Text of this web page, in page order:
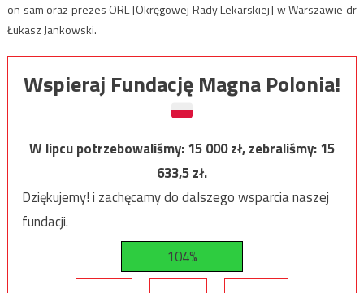
on sam oraz prezes ORL [Okręgowej Rady Lekarskiej] w Warszawie dr
Łukasz Jankowski.
Wspieraj Fundację Magna Polonia!
W lipcu potrzebowaliśmy:15 000zł, zebraliśmy:15
633,5zł.
Dziękujemy! i zachęcamy do dalszego wsparcia naszej
fundacji.
104%